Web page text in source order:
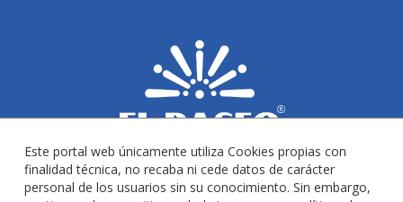
Este portal web únicamente utiliza Cookies propias con
finalidad técnica, no recaba ni cede datos de carácter
personal de los usuarios sin su conocimiento. Sin embargo,